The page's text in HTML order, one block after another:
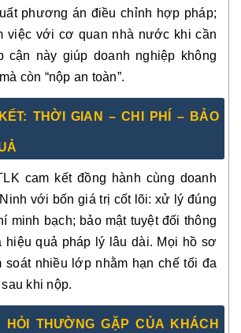
phương án điều chỉnh hợp pháp;
việc với cơ quan nhà nước khi cần
cận này giúp doanh nghiệp không
còn “nộp an toàn”.
THỜI GIAN – CHI PHÍ – BẢO
cam kết đồng hành cùng doanh
với bốn giá trị cốt lõi: xử lý đúng
minh bạch; bảo mật tuyệt đối thông
hiệu quả pháp lý lâu dài. Mọi hồ sơ
soát nhiều lớp nhằm hạn chế tối đa
khi nộp.
THƯỜNG GẶP CỦA KHÁCH